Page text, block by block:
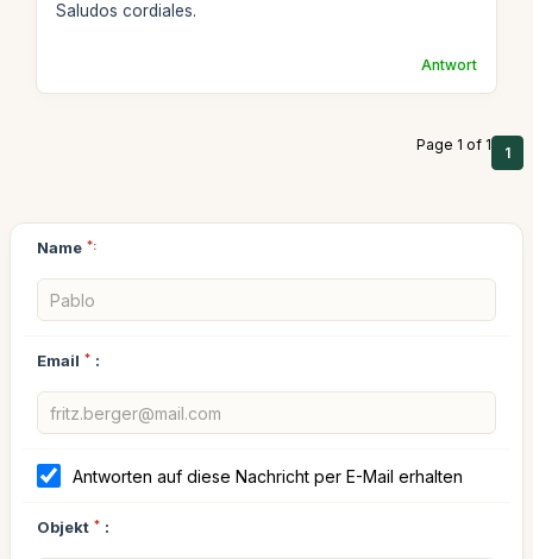
Saludos cordiales.
Antwort
Page 1 of 1 1
Name *:
Email * :
Antworten auf diese Nachricht per E-Mail erhalten
Objekt * :